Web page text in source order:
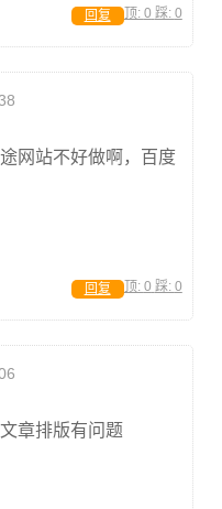
顶: 0 踩: 0
回复
网站不好做啊，百度
顶: 0 踩: 0
回复
章排版有问题